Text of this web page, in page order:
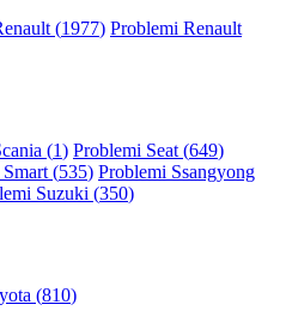
(1977) Problemi Renault
(1) Problemi Seat (649)
(535) Problemi Ssangyong
Suzuki (350)
(810)